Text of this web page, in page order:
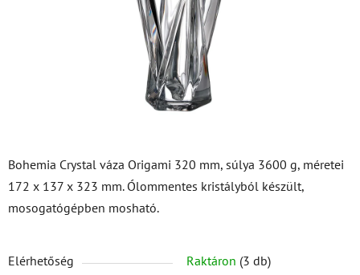
Bohemia Crystal váza Origami 320 mm, súlya 3600 g, méretei
172 x 137 x 323 mm. Ólommentes kristályból készült,
mosogatógépben mosható.
Elérhetőség Raktáron (3 db)